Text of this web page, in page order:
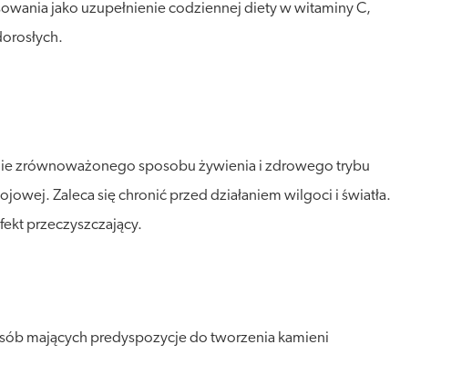
jako uzupełnienie codziennej diety w witaminy C,
zrównoważonego sposobu żywienia i zdrowego trybu
Zaleca się chronić przed działaniem wilgoci i światła.
przeczyszczający.
mających predyspozycje do tworzenia kamieni